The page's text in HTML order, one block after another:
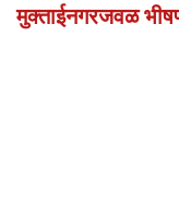
मुक्ताईनगरजवळ